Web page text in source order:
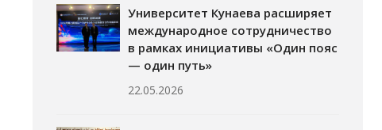
Университет Кунаева расширяет
международное сотрудничество
в рамках инициативы «Один пояс
— один путь»
22.05.2026